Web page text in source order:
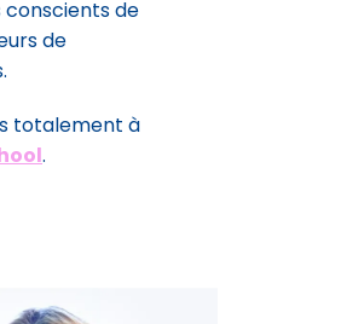
conscients de
de
totalement à
.